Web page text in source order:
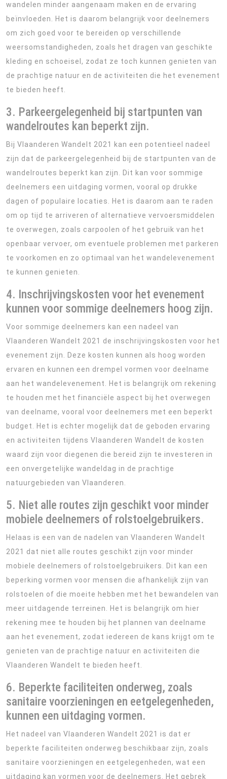
wandelen minder aangenaam maken en de ervaring
beïnvloeden. Het is daarom belangrijk voor deelnemers
om zich goed voor te bereiden op verschillende
weersomstandigheden, zoals het dragen van geschikte
kleding en schoeisel, zodat ze toch kunnen genieten van
de prachtige natuur en de activiteiten die het evenement
te bieden heeft.
3. Parkeergelegenheid bij startpunten van
wandelroutes kan beperkt zijn.
Bij Vlaanderen Wandelt 2021 kan een potentieel nadeel
zijn dat de parkeergelegenheid bij de startpunten van de
wandelroutes beperkt kan zijn. Dit kan voor sommige
deelnemers een uitdaging vormen, vooral op drukke
dagen of populaire locaties. Het is daarom aan te raden
om op tijd te arriveren of alternatieve vervoersmiddelen
te overwegen, zoals carpoolen of het gebruik van het
openbaar vervoer, om eventuele problemen met parkeren
te voorkomen en zo optimaal van het wandelevenement
te kunnen genieten.
4. Inschrijvingskosten voor het evenement
kunnen voor sommige deelnemers hoog zijn.
Voor sommige deelnemers kan een nadeel van
Vlaanderen Wandelt 2021 de inschrijvingskosten voor het
evenement zijn. Deze kosten kunnen als hoog worden
ervaren en kunnen een drempel vormen voor deelname
aan het wandelevenement. Het is belangrijk om rekening
te houden met het financiële aspect bij het overwegen
van deelname, vooral voor deelnemers met een beperkt
budget. Het is echter mogelijk dat de geboden ervaring
en activiteiten tijdens Vlaanderen Wandelt de kosten
waard zijn voor diegenen die bereid zijn te investeren in
een onvergetelijke wandeldag in de prachtige
natuurgebieden van Vlaanderen.
5. Niet alle routes zijn geschikt voor minder
mobiele deelnemers of rolstoelgebruikers.
Helaas is een van de nadelen van Vlaanderen Wandelt
2021 dat niet alle routes geschikt zijn voor minder
mobiele deelnemers of rolstoelgebruikers. Dit kan een
beperking vormen voor mensen die afhankelijk zijn van
rolstoelen of die moeite hebben met het bewandelen van
meer uitdagende terreinen. Het is belangrijk om hier
rekening mee te houden bij het plannen van deelname
aan het evenement, zodat iedereen de kans krijgt om te
genieten van de prachtige natuur en activiteiten die
Vlaanderen Wandelt te bieden heeft.
6. Beperkte faciliteiten onderweg, zoals
sanitaire voorzieningen en eetgelegenheden,
kunnen een uitdaging vormen.
Het nadeel van Vlaanderen Wandelt 2021 is dat er
beperkte faciliteiten onderweg beschikbaar zijn, zoals
sanitaire voorzieningen en eetgelegenheden, wat een
uitdaging kan vormen voor de deelnemers. Het gebrek